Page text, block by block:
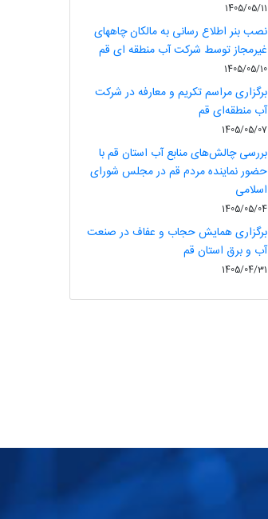
1405/05/11
نصب بنر اطلاع رسانی به مالکان چاههای
غیرمجاز توسط شرکت آب منطقه ای قم
1405/05/10
برگزاری مراسم تکریم و معارفه در شرکت
آب منطقه‌ای قم
1405/05/07
بررسی چالش‌های منابع آب استان قم با
حضور نماینده مردم قم در مجلس شورای
اسلامی
1405/05/04
برگزاری همایش حجاب و عفاف در صنعت
آب و برق استان قم
1405/04/31